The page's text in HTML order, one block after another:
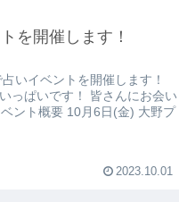
を開催します！
皆さんにお会い
2023.10.01